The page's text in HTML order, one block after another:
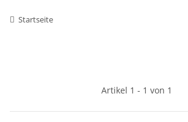
Startseite
Artikel 1 - 1 von 1